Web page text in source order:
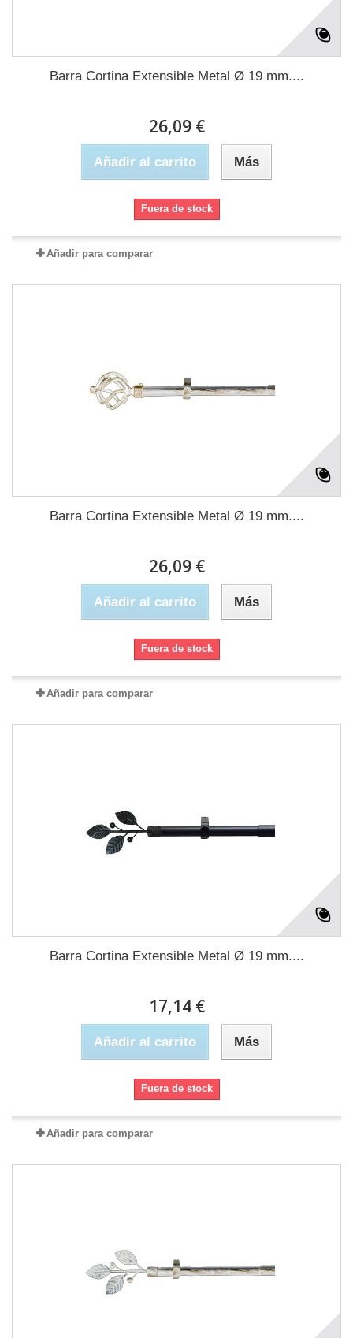
Barra Cortina Extensible Metal Ø 19 mm....
26,09 €
Añadir al carrito Más
Fuera de stock
Añadir para comparar
Barra Cortina Extensible Metal Ø 19 mm....
26,09 €
Añadir al carrito Más
Fuera de stock
Añadir para comparar
Barra Cortina Extensible Metal Ø 19 mm....
17,14 €
Añadir al carrito Más
Fuera de stock
Añadir para comparar